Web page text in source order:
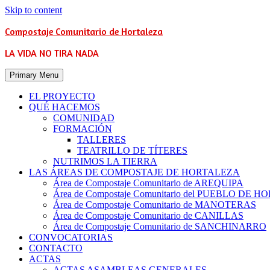
Skip to content
Compostaje Comunitario de Hortaleza
LA VIDA NO TIRA NADA
Primary Menu
EL PROYECTO
QUÉ HACEMOS
COMUNIDAD
FORMACIÓN
TALLERES
TEATRILLO DE TÍTERES
NUTRIMOS LA TIERRA
LAS ÁREAS DE COMPOSTAJE DE HORTALEZA
Área de Compostaje Comunitario de AREQUIPA
Área de Compostaje Comunitario del PUEBLO DE
Área de Compostaje Comunitario de MANOTERAS
Área de Compostaje Comunitario de CANILLAS
Área de Compostaje Comunitario de SANCHINARRO
CONVOCATORIAS
CONTACTO
ACTAS